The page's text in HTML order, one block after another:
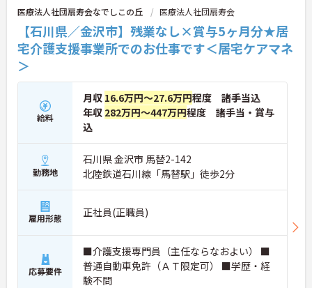
医療法人社団扇寿会なでしこの丘 医療法人社団扇寿会
【石川県／金沢市】残業なし×賞与5ヶ月分★居
宅介護支援事業所でのお仕事です＜居宅ケアマネ
＞
給料
月収 16.6万円～27.6万円程度 諸手当込
年収 282万円～447万円程度 諸手当・賞与
込
勤務地
石川県 金沢市 馬替2-142
北陸鉄道石川線「馬替駅」徒歩2分
雇用形態 正社員(正職員)
応募要件
■介護支援専門員（主任ならなおよい） ■
普通自動車免許（ＡＴ限定可） ■学歴・経
験不問